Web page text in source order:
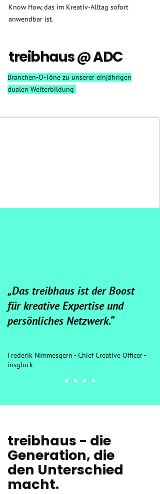
Know How, das im Kreativ-Alltag sofort
anwendbar ist.
treibhaus @ ADC
Branchen-O-Töne zu unserer einjährigen
dualen Weiterbildung
„Das treibhaus ist der Boost
für kreative Expertise und
persönliches Netzwerk.“
Frederik Nimmesgern - Chief Creative Officer -
insglück
treibhaus - die
Generation, die
den Unterschied
macht.